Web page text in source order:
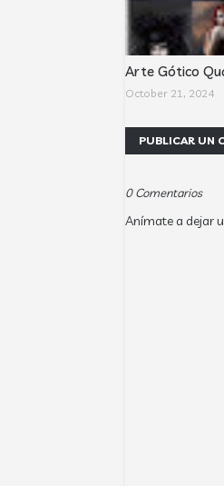
Arte Gótico
October 21, 2024
PUBLICAR UN
0 Comentarios
Anímate a dejar